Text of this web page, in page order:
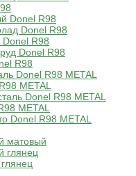
Donel R98
Donel R98
R98
Donel R98
R98
Donel R98 METAL
METAL
Donel R98 METAL
METAL
Donel R98 METAL
матовый
глянец